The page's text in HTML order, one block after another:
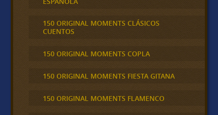
150 ORIGINAL MOMENTS CLÁSICOS
CUENTOS
150 ORIGINAL MOMENTS COPLA
150 ORIGINAL MOMENTS FIESTA GITANA
150 ORIGINAL MOMENTS FLAMENCO